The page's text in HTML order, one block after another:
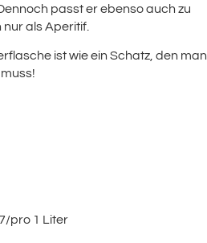
passt er ebenso auch zu
als Aperitif.
ist wie ein Schatz, den man
pro 1 Liter